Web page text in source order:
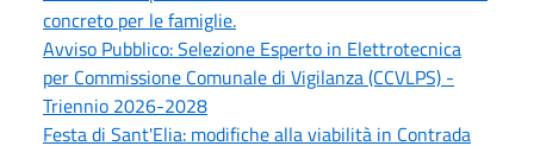
concreto per le famiglie.
Avviso Pubblico: Selezione Esperto in Elettrotecnica
per Commissione Comunale di Vigilanza (CCVLPS) -
Triennio 2026-2028
Festa di Sant'Elia: modifiche alla viabilità in Contrada